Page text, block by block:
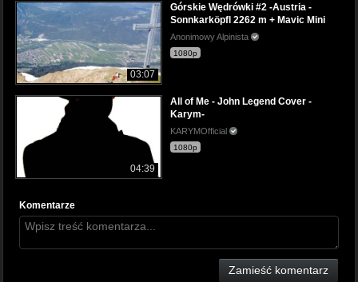
03:07
Górskie Wędrówki #2 -Austria -
Sonnkarköpfl 2262 m + Mavic Mini
Anonimowy Alpinista
1080p
04:39
All of Me - John Legend Cover -
Karym-
KARYMOfficial
1080p
Komentarze
Zamieść komentarz